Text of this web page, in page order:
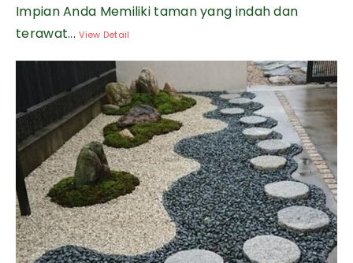
Impian Anda Memiliki taman yang indah dan
terawat...View Detail